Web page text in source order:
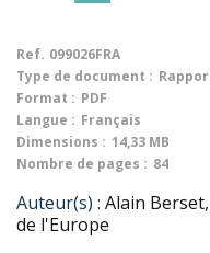
Ref. 099026FRA
Type de document :
Format : PDF
Langue : Français
Dimensions : 14,33 MB
Nombre de pages : 84
Auteur(s) : Alain
de l'Europe